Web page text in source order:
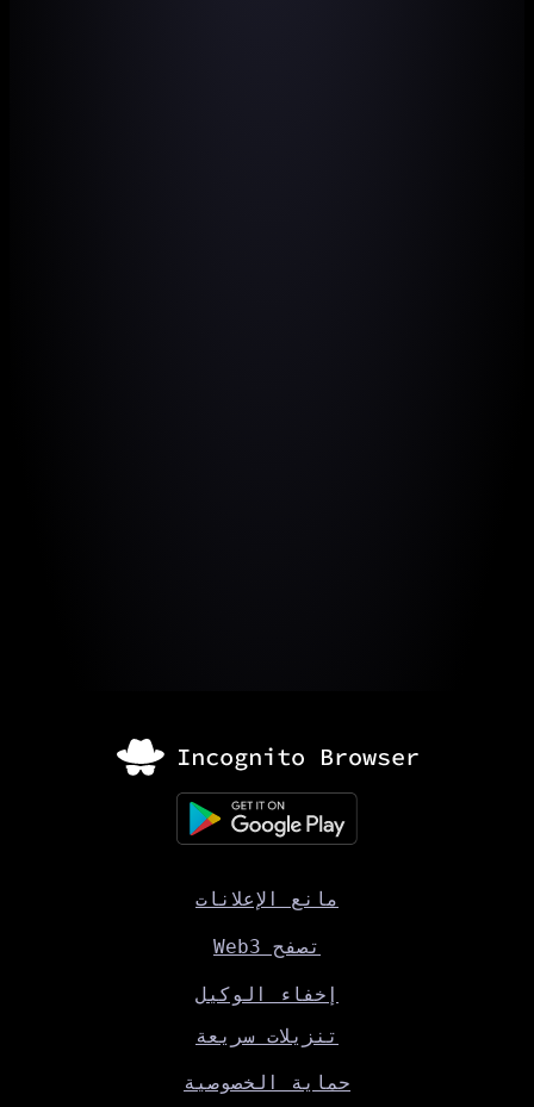
مانع الإعلانات
تصفح Web3
إخفاء الوكيل
تنزيلات سريعة
حماية الخصوصية